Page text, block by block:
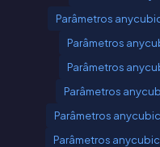
Parâmetros
Parâmetros
Parâmetros
Parâmetros
Parâmetros
Parâmetros